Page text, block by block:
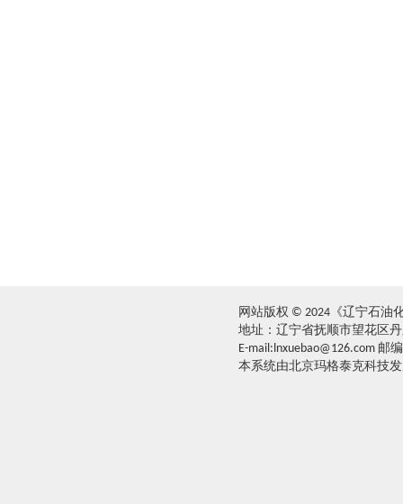
网站版权 © 2024《辽宁石油
地址：辽宁省抚顺市望花区
E-mail:lnxuebao@126.com 邮
本系统由北京玛格泰克科技